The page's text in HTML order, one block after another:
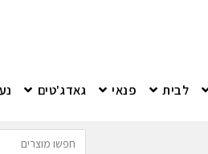
לבית פנאי גאדג'טים